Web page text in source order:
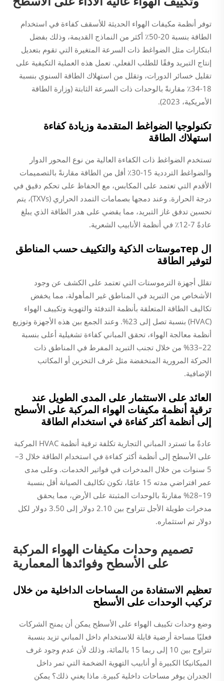
توفر أنظمة مكيفات الهواء الحديثة للأسقف كفاءة في استخدام
الطاقة بنسبة 20-50٪ أكثر من النماذج القديمة، وذلك بفضل
ابتكارات مثل الضواغط ذات السرعة المتغيرة التي تقوم بتعديل
إنتاج التبريد وفقًا للطلب الفعلي. تعمل هذه العملية التكيفية على
تقليل خسائر الدورات، وتقلل من استهلاك الطاقة السنوي بنسبة
18-34٪ مقارنةً بالوحدات ذات السرعة الثابتة (وزارة الطاقة
الأمريكية، 2023).
تكنولوجيا الضواغط المتقدمة وزيادة كفاءة
استهلاك الطاقة
تستخدم الضواغط ذات الكفاءة العالية من نوع المحور الدوار
والضواغط الترددية 15-30٪ أقل من الطاقة مقارنةً بالتصميمات
الأقدم التي تعتمد على المكابس، مع الحفاظ على تحكم دقيق في
درجة الحرارة. وعند دمجها بصمامات التمدد الحراري (TXVs)، يتم
تحسين تدفق غاز التبريد، مما يقضي على هدر الطاقة الذي يبلغ
عادةً 7-12٪ في أنظمة الأنابيب الشعرية.
ال терموستات الذكية والتكييف حسب المناطق
لتوفير الطاقة
تقلل أجهزة الترموستات التي تعتمد على الكشف عن وجود
الأشخاص من التبريد في المناطق غير المأهولة، مما يخفض
تكاليف الطاقة المتعلقة بأنظمة التدفئة والتهوية وتكييف الهواء
(HVAC) بنسبة تصل إلى 23%. وعند الجمع بين هذه الأجهزة وتوزيع
أنظمة معالجة الهواء، تحقق المباني كفاءة تشغيلية أعلى بنسبة
22–33% من خلال تجنب التبريد المفرط في المناطق ذات
الحركة المرورية المنخفضة مثل غرف التخزين أو المكاتب
الإضافية.
العائد على الاستثمار على المدى الطويل عند
ترقية أنظمة مكيفات الهواء المركبة على الأسطح
إلى أنظمة أكثر كفاءة في استخدام الطاقة
عادةً ما تسترد المباني التجارية تكلفة ترقية أنظمة HVAC المركبة
على الأسطح إلى أنظمة أكثر كفاءة في استخدام الطاقة خلال 3–
5 سنوات من خلال المدخرات في فواتير الخدمات. وعلى مدى
عمر افتراضي مدته 15 عامًا، تكون تكاليف الصيانة أقل بنسبة
19–28% مقارنةً بالوحدات المثبتة على الأرض، مما يحقق
مدخرات طويلة الأجل تتراوح بين 2.10 دولار إلى 3.50 دولار لكل
دولار تم استثماره.
تصميم وحدات مكيفات الهواء المركبة
على الأسطح وفوائدها المعمارية
تعظيم الاستفادة من المساحات الداخلية من خلال
تركيب الوحدات على الأسطح
وضع وحدات تكييف الهواء على الأسطح يمكن أن يمنح الشركات
فعليًا مساحة أرضية قابلة للاستخدام داخل المباني تزيد بنسبة
تتراوح بين 10 إلى ربما 15 بالمائة، وذلك لأن عدم وجود غرف
الميكانيكا الكبيرة أو أنابيب التهوية الضخمة التي تمر داخل
الجدران يوفر مساحات داخلية كبيرة. ماذا يعني ذلك؟ يمكن